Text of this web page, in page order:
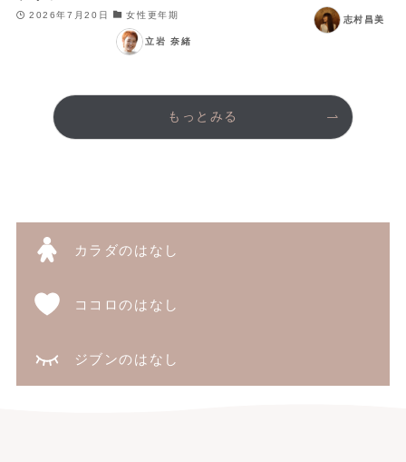
2026年7月20日 女性更年期
立岩 奈緒
志村昌美
もっとみる
カラダのはなし
ココロのはなし
ジブンのはなし